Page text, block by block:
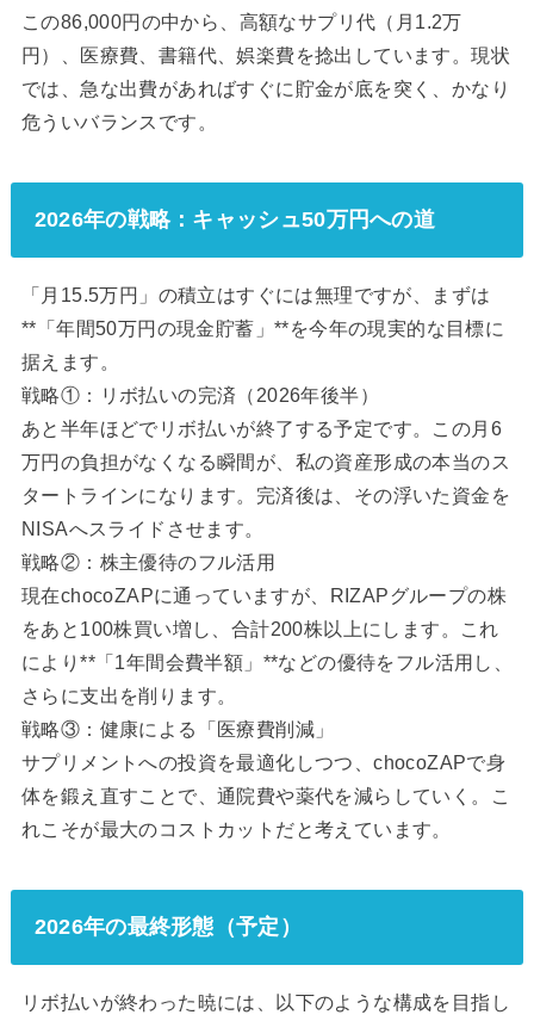
この86,000円の中から、高額なサプリ代（月1.2万
円）、医療費、書籍代、娯楽費を捻出しています。現状
では、急な出費があればすぐに貯金が底を突く、かなり
危ういバランスです。
2026年の戦略：キャッシュ50万円への道
「月15.5万円」の積立はすぐには無理ですが、まずは
**「年間50万円の現金貯蓄」**を今年の現実的な目標に
据えます。
戦略①：リボ払いの完済（2026年後半）
あと半年ほどでリボ払いが終了する予定です。この月6
万円の負担がなくなる瞬間が、私の資産形成の本当のス
タートラインになります。完済後は、その浮いた資金を
NISAへスライドさせます。
戦略②：株主優待のフル活用
現在chocoZAPに通っていますが、RIZAPグループの株
をあと100株買い増し、合計200株以上にします。これ
により**「1年間会費半額」**などの優待をフル活用し、
さらに支出を削ります。
戦略③：健康による「医療費削減」
サプリメントへの投資を最適化しつつ、chocoZAPで身
体を鍛え直すことで、通院費や薬代を減らしていく。こ
れこそが最大のコストカットだと考えています。
2026年の最終形態（予定）
リボ払いが終わった暁には、以下のような構成を目指し